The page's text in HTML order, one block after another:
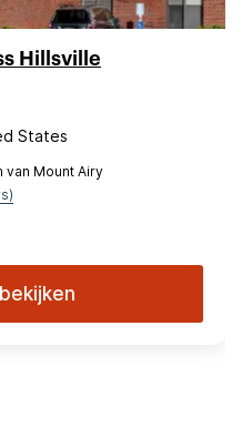
Hillsville
States
van Mount Airy